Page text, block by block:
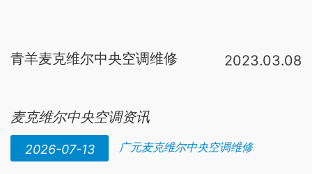
青羊麦克维尔中央空调维修 2023.03.08
麦克维尔中央空调资讯
2026-07-13 广元麦克维尔中央空调维修